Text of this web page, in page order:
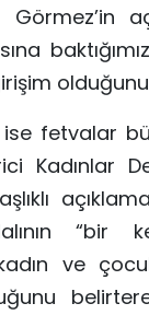
Görmez’in
fetvalar
Kadınlar
“bir
ve